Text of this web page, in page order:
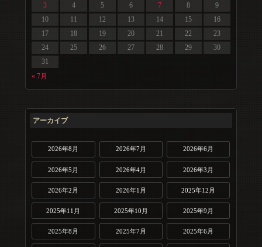
« 7月
3
4 5 6 7 8
9
10
11 12 13 14 15
16
17
18 19 20 21 22
23
24
25 26 27 28 29
30
31
アーカイブ
2026年8月 2026年7月 2026年6月
2026年5月 2026年4月 2026年3月
2026年2月 2026年1月 2025年12月
2025年11月 2025年10月 2025年9月
2025年8月 2025年7月 2025年6月